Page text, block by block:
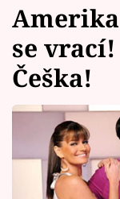
Témata
Celebrity
Vztahy
Seriály
se
Češka!